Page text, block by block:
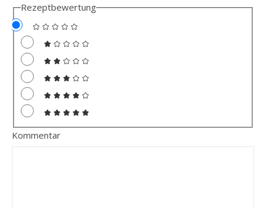
Rezeptbewertung
Kommentar